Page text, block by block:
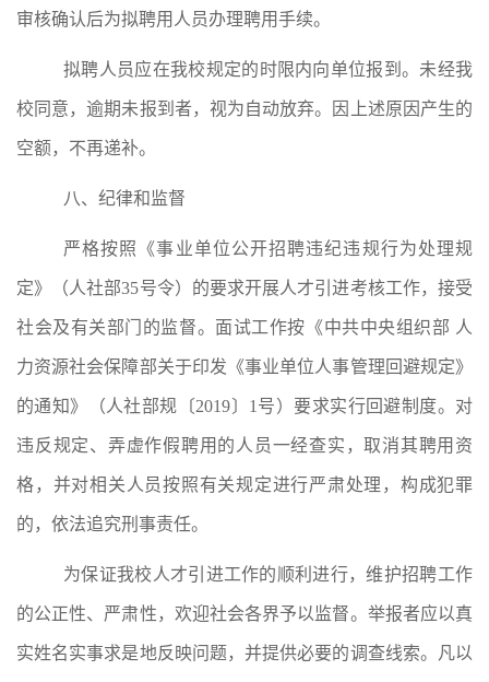
审核确认后为拟聘用人员办理聘用手续。
拟聘人员应在我校规定的时限内向单位报到。未经我
校 同意，逾期未报到者，视为自动放弃。因上述原因产生的
空额，不再递补。
八、纪律和监督
严格按照《事业单位公开招聘违纪违规行为处理规
定》（人社部35号令）的要求开展人才引进考核工作，接受
社会及有关部门的监督。面试工作按《中共中央组织部 人
力资源社会保障部关于印发《事业单位人事管理回避规定》
的通知》（人社部规〔2019〕 1 号）要求实行回避制度。对
违反规定、弄虚作假聘用的人员一经查实，取消其聘用资
格，并对相关人员按照有关规定进行严肃处理，构成犯罪
的，依法追究刑事责任。
为保证我校人才引进工作的顺利进行，维护招聘工作
的公正性、严肃性，欢迎社会各界予以监督。举报者应以真
实姓名实事求是地反映问题，并提供必要的调查线索。凡以